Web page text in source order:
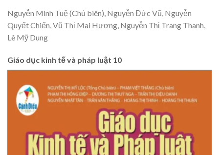
Nguyễn Minh Tuệ (Chủ biên), Nguyễn Đức Vũ, Nguyễn
Quyết Chiến, Vũ Thị Mai Hương, Nguyễn Thị Trang Thanh,
Lê Mỹ Dung
Giáo dục kinh tế và pháp luật 10